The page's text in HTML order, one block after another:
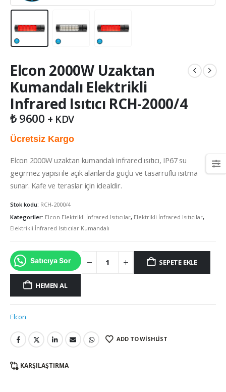
Elcon 2000W Uzaktan
Kumandalı Elektrikli
Infrared Isıtıcı RCH-2000/4
₺9600 + KDV
Ücretsiz Kargo
Elcon 2000W uzaktan kumandalı infrared ısıtıcı, IP67 su
geçirmez yapısı ile açık alanlarda güçlü ve tasarruflu ısıtma
sunar. Kafe ve teraslar için idealdir.
Stok kodu: RCH-2000/4
Kategoriler: Elcon Elektrikli İnfrared Isıtıcılar, Elektrikli İnfrared Isıtıcılar,
Elektrikli İnfrared Isıtıcılar Kumandalı
Satıcıya Sor SEPETE EKLE
HEMEN AL
Elcon
ADD TO WISHLIST
KARŞILAŞTIRMA